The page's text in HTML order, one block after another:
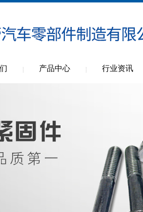
产品中心 行业资讯